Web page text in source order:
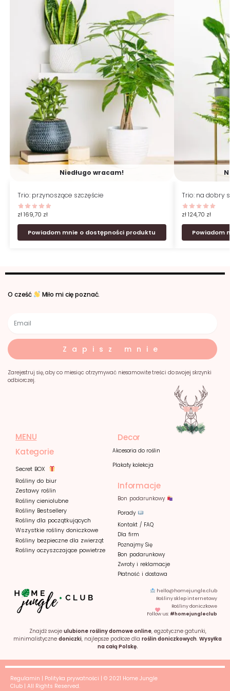
Niedługo wracam!
Trio: przynoszące szczęście
zł 169,70 zł
Powiadom mnie o dostępności produktu
Trio: na dobry
zł 124,70 zł
Powiadom
O cześć Miło mi cię poznać.
Zapisz mnie
Zarejestruj się, aby co miesiąc otrzymywać niesamowite treści do swojej skrzynki
odbiorczej.
MENU
Kategorie
Secret BOX
Rośliny do biur
Zestawy roślin
Rośliny cieniolubne
Rośliny Bestsellery
Rośliny dla początkujących
Wszystkie rośliny doniczkowe
Rośliny bezpieczne dla zwierząt
Rośliny oczyszczające powietrze
Decor
Akcesoria do roślin
Plakaty kolekcja
Informacje
Bon podarunkowy
Porady
Kontakt / FAQ
Dla firm
PoznajmySię
Bon podarunkowy
Zwroty i reklamacje
Płatność i dostawa
hello@homejungle.club
Rośliny sklep internetowy
Rośliny doniczkowe
Follow us: #homejungleclub
Znajdź swoje ulubione rośliny domowe online, egzotyczne gatunki,
minimalistyczne doniczki, najlepsze podłoże dla roślin doniczkowych. Wysyłka
na całą Polskę.
Regulamin | Polityka prywatności | © 2021 Home Jungle
Club | All Rights Reserved.